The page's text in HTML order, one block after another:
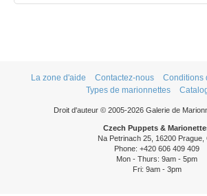
La zone d'aide Contactez-nous Conditions
Types de marionnettes
Droit d'auteur © 2005-2026 Galerie de
Czech Puppets &
Na Petrinach 25, 16200 Prague,
Phone: +420 606 409 409
Mon - Thurs: 9am - 5pm
Fri: 9am - 3pm